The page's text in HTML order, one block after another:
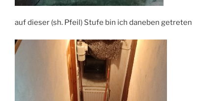
auf dieser (sh. Pfeil) Stufe bin ich daneben getreten